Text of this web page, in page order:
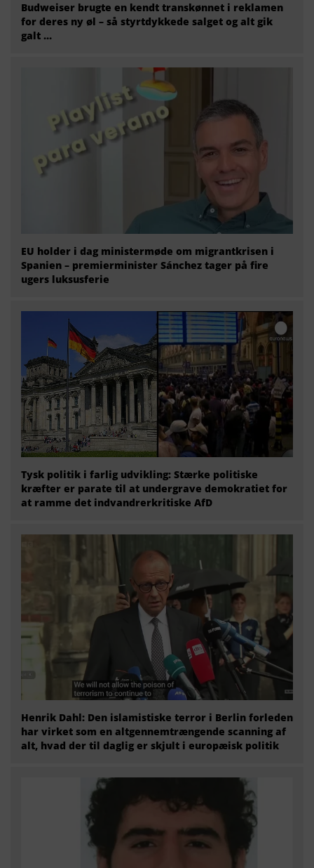
Budweiser brugte en kendt transkønnet i reklamen
for deres ny øl – så styrtdykkede salget og alt gik
galt …
EU holder i dag ministermøde om migrantkrisen i
Spanien – premierminister Sánchez tager på fire
ugers luksusferie
Tysk politik i farlig udvikling: Stærke politiske
kræfter er parate til at undergrave demokratiet for
at ramme det indvandrerkritiske AfD
Henrik Dahl: Den islamistiske terror i Berlin forleden
har virket som en altgennemtrængende scanning af
alt, hvad der til daglig er skjult i europæisk politik